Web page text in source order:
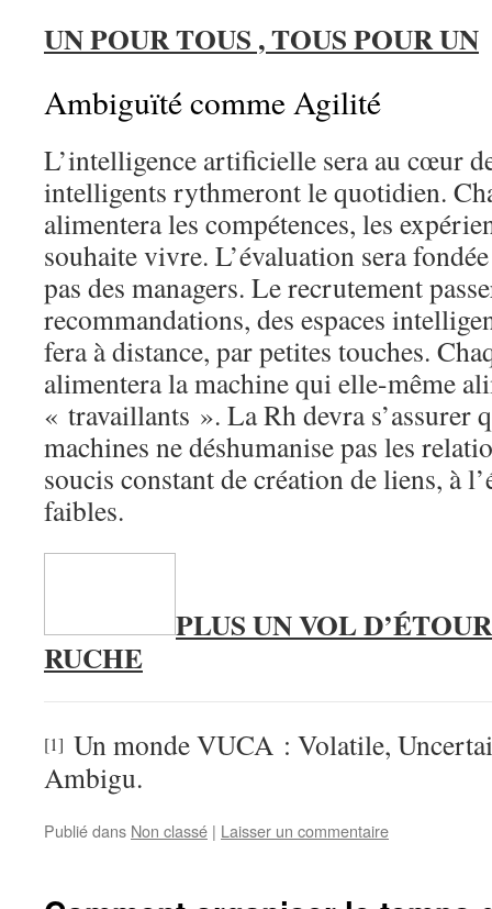
UN POUR TOUS , TOUS POUR UN
Ambiguïté comme Agilité
L’intelligence artificielle sera au cœur
intelligents rythmeront le quotidien.
alimentera les compétences, les
souhaite vivre. L’évaluation sera
pas des managers. Le recrutement
recommandations, des espaces
fera à distance, par petites touches.
alimentera la machine qui elle-même
« travaillants ». La Rh devra s’assurer
machines ne déshumanise pas les
soucis constant de création de liens, à
faibles.
PLUS UN VOL
RUCHE
[1] Un monde VUCA : Volatile,
Ambigu.
Publié dans Non classé | Laisser un commentaire